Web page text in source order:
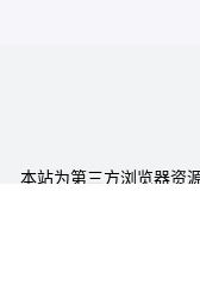
本站为第三方浏览器资